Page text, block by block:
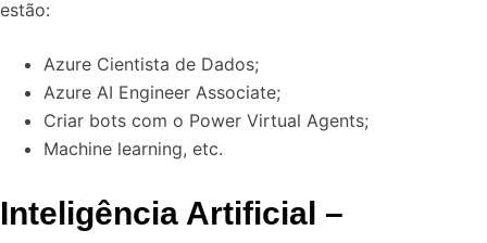
estão:
Azure Cientista de Dados;
Azure AI Engineer Associate;
Criar bots com o Power Virtual Agents;
Machine learning, etc.
Inteligência Artificial –